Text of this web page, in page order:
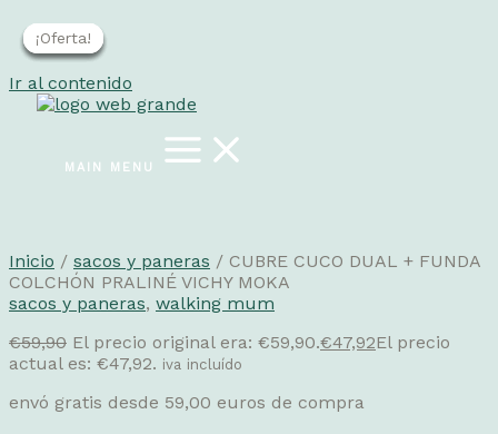
Ir al contenido
MAIN MENU
¡Oferta!
Inicio / sacos y paneras / CUBRE CUCO DUAL + FUNDA
COLCHÓN PRALINÉ VICHY MOKA
sacos y paneras, walking mum
€59,90 El precio original era: €59,90.€47,92El precio
actual es: €47,92. iva incluído
envó gratis desde 59,00 euros de compra
¡Oferta!
¡Oferta!
¡Oferta!
¡Oferta!